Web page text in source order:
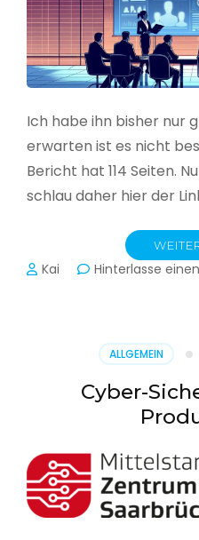
Ich habe ihn bisher nur
erwarten ist es nicht
Bericht hat 114 Seiten.
schlau daher hier der
Kai Hinterlasse
ALLGEMEIN
Cyber-